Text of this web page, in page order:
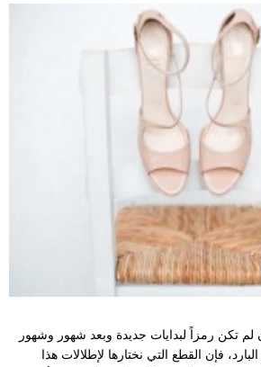
لم تكن رمزاً لبدايات جديدة وبعد شهور وشهور
فإن القطع التي نختارها لإطلالات هذا